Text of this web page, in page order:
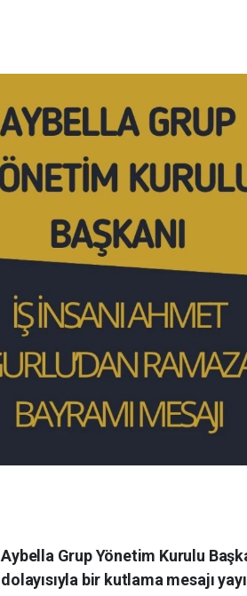
Aybella Grup Yönetim Kurulu
dolayısıyla bir kutlama mesajı